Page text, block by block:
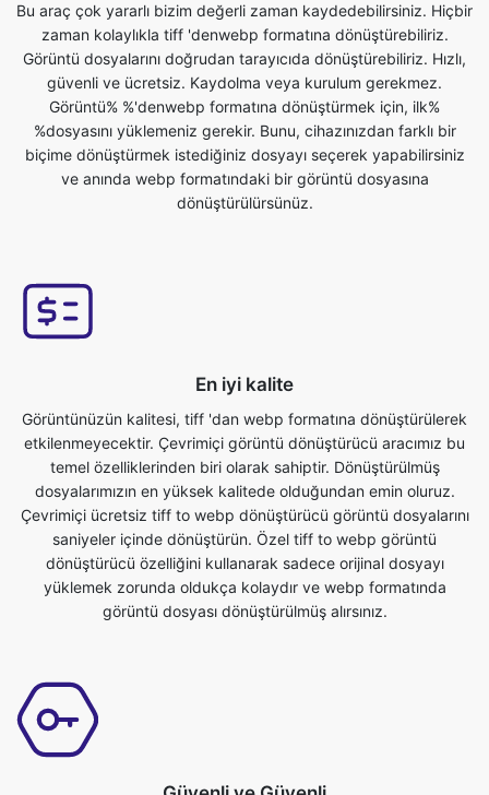
Görüntü% %'denwebp formatına dönüştürmek için, ilk%
%dosyasını yüklemeniz gerekir. Bunu, cihazınızdan farklı bir
biçime dönüştürmek istediğiniz dosyayı seçerek yapabilirsiniz
ve anında webp formatındaki bir görüntü dosyasına
dönüştürülürsünüz.
Görüntünüzün kalitesi, tiff 'dan webp formatına dönüştürülerek
temel özelliklerinden biri olarak sahiptir. Dönüştürülmüş
dosyalarımızın en yüksek kalitede olduğundan emin oluruz.
Çevrimiçi ücretsiz tiff to webp dönüştürücü görüntü dosyalarını
saniyeler içinde dönüştürün. Özel tiff to webp görüntü
dönüştürücü özelliğini kullanarak sadece orijinal dosyayı
yüklemek zorunda oldukça kolaydır ve webp formatında
görüntü dosyası dönüştürülmüş alırsınız.
Bu, kullanıcı dostu bir tiff to webp dönüştürücü aracıdır. Bu araç
için ekstra bilgi gerekli değildir, bu aracı istediğiniz zaman her
yerde kolayca kullanabilirsiniz. O kadar basit ki, bir çocuk bile